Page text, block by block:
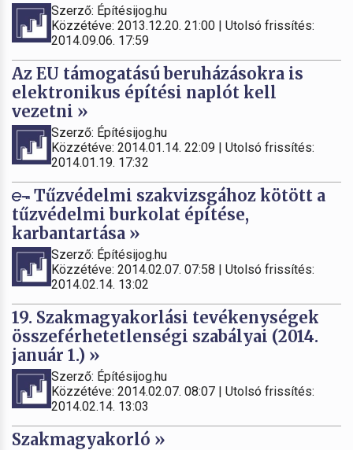
Szerző: Építésijog.hu
Közzétéve: 2013.12.20. 21:00 | Utolsó frissítés:
2014.09.06. 17:59
Az EU támogatású beruházásokra is
elektronikus építési naplót kell
vezetni »
Szerző: Építésijog.hu
Közzétéve: 2014.01.14. 22:09 | Utolsó frissítés:
2014.01.19. 17:32
Tűzvédelmi szakvizsgához kötött a
tűzvédelmi burkolat építése,
karbantartása »
Szerző: Építésijog.hu
Közzétéve: 2014.02.07. 07:58 | Utolsó frissítés:
2014.02.14. 13:02
19. Szakmagyakorlási tevékenységek
összeférhetetlenségi szabályai (2014.
január 1.) »
Szerző: Építésijog.hu
Közzétéve: 2014.02.07. 08:07 | Utolsó frissítés:
2014.02.14. 13:03
Szakmagyakorló »